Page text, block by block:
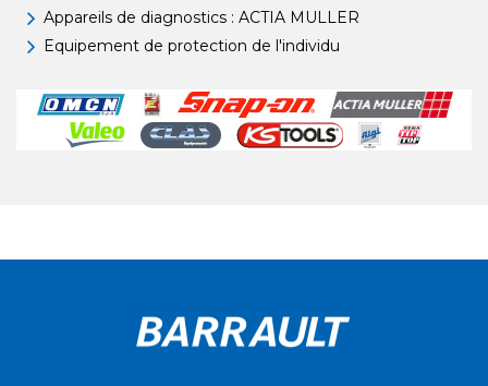
Appareils de diagnostics : ACTIA MULLER
Equipement de protection de l'individu